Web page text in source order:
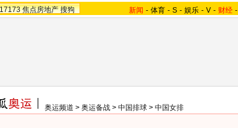
焦点房地产 搜狗 新闻 - 体育 - S - 娱乐 - V - 财经 -
奥运频道 > 奥运备战 > 中国排球 > 中国女排